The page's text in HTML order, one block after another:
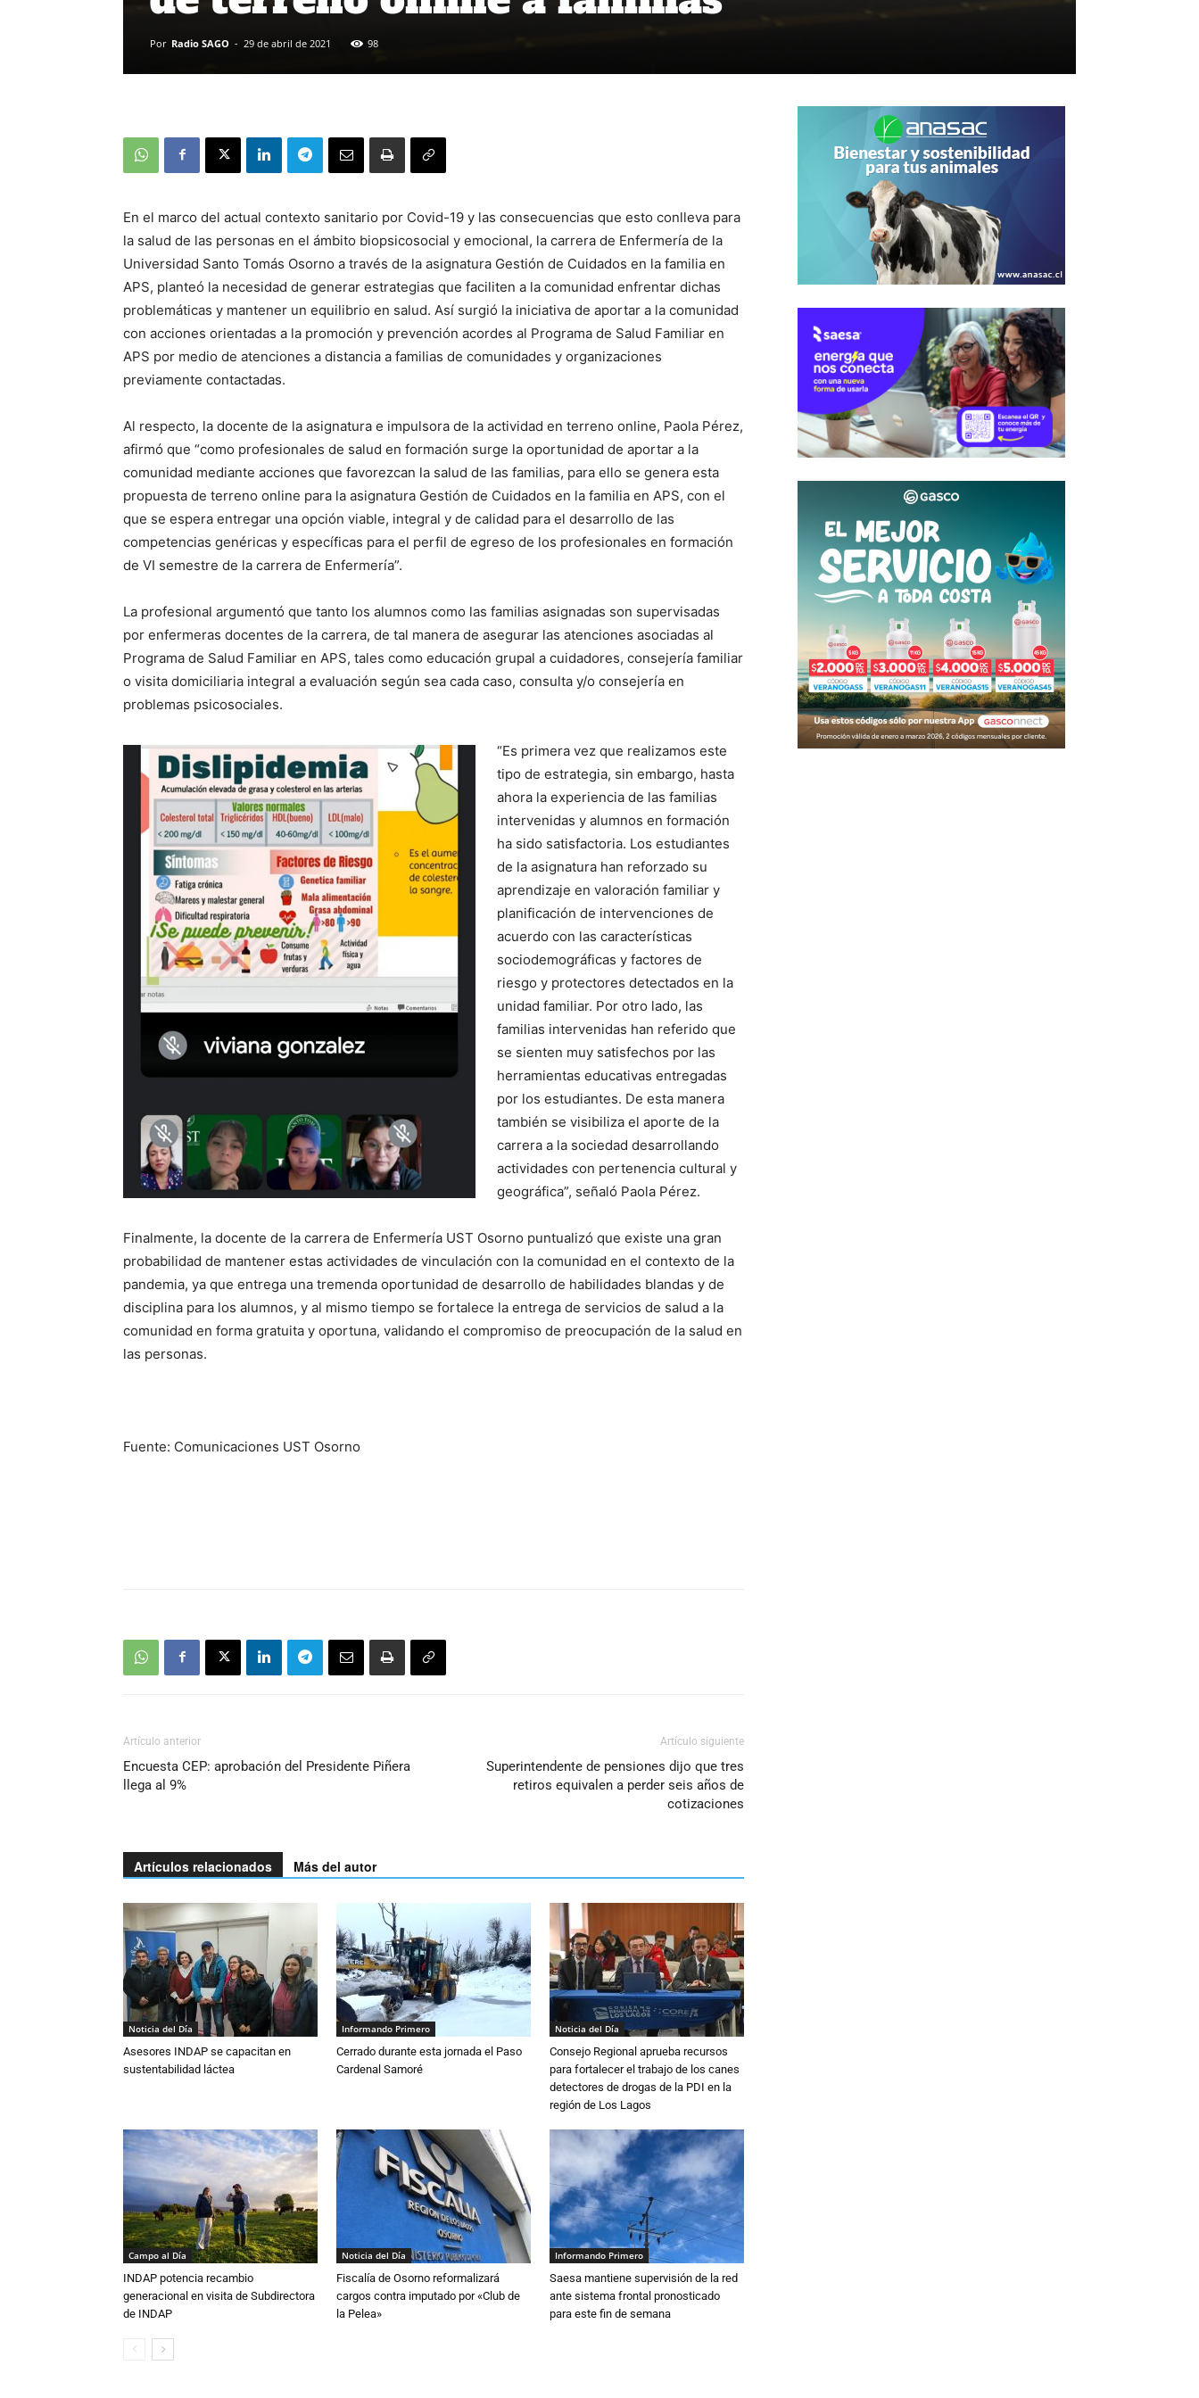
Por Radio SAGO - 29 de abril de 2021 98
En el marco del actual contexto sanitario por Covid-19 y las consecuencias que esto conlleva para
la salud de las personas en el ámbito biopsicosocial y emocional, la carrera de Enfermería de la
Universidad Santo Tomás Osorno a través de la asignatura Gestión de Cuidados en la familia en
APS, planteó la necesidad de generar estrategias que faciliten a la comunidad enfrentar dichas
problemáticas y mantener un equilibrio en salud. Así surgió la iniciativa de aportar a la comunidad
con acciones orientadas a la promoción y prevención acordes al Programa de Salud Familiar en
APS por medio de atenciones a distancia a familias de comunidades y organizaciones
previamente contactadas.
Al respecto, la docente de la asignatura e impulsora de la actividad en terreno online, Paola Pérez,
afirmó que “como profesionales de salud en formación surge la oportunidad de aportar a la
comunidad mediante acciones que favorezcan la salud de las familias, para ello se genera esta
propuesta de terreno online para la asignatura Gestión de Cuidados en la familia en APS, con el
que se espera entregar una opción viable, integral y de calidad para el desarrollo de las
competencias genéricas y específicas para el perfil de egreso de los profesionales en formación
de VI semestre de la carrera de Enfermería”.
La profesional argumentó que tanto los alumnos como las familias asignadas son supervisadas
por enfermeras docentes de la carrera, de tal manera de asegurar las atenciones asociadas al
Programa de Salud Familiar en APS, tales como educación grupal a cuidadores, consejería familiar
o visita domiciliaria integral a evaluación según sea cada caso, consulta y/o consejería en
problemas psicosociales.
“Es primera vez que realizamos este
tipo de estrategia, sin embargo, hasta
ahora la experiencia de las familias
intervenidas y alumnos en formación
ha sido satisfactoria. Los estudiantes
de la asignatura han reforzado su
aprendizaje en valoración familiar y
planificación de intervenciones de
acuerdo con las características
sociodemográficas y factores de
riesgo y protectores detectados en la
unidad familiar. Por otro lado, las
familias intervenidas han referido que
se sienten muy satisfechos por las
herramientas educativas entregadas
por los estudiantes. De esta manera
también se visibiliza el aporte de la
carrera a la sociedad desarrollando
actividades con pertenencia cultural y
geográfica”, señaló Paola Pérez.
Finalmente, la docente de la carrera de Enfermería UST Osorno puntualizó que existe una gran
probabilidad de mantener estas actividades de vinculación con la comunidad en el contexto de la
pandemia, ya que entrega una tremenda oportunidad de desarrollo de habilidades blandas y de
disciplina para los alumnos, y al mismo tiempo se fortalece la entrega de servicios de salud a la
comunidad en forma gratuita y oportuna, validando el compromiso de preocupación de la salud en
las personas.
Fuente: Comunicaciones UST Osorno
Artículo anterior
Encuesta CEP: aprobación del Presidente Piñera
llega al 9%
Artículo siguiente
Superintendente de pensiones dijo que tres
retiros equivalen a perder seis años de
cotizaciones
Artículos relacionados Más del autor
Noticia del Día
Asesores INDAP se capacitan en
sustentabilidad láctea
Informando Primero
Cerrado durante esta jornada el Paso
Cardenal Samoré
Noticia del Día
Consejo Regional aprueba recursos
para fortalecer el trabajo de los canes
detectores de drogas de la PDI en la
región de Los Lagos
Campo al Día
INDAP potencia recambio
generacional en visita de Subdirectora
de INDAP
Noticia del Día
Fiscalía de Osorno reformalizará
cargos contra imputado por «Club de
la Pelea»
Informando Primero
Saesa mantiene supervisión de la red
ante sistema frontal pronosticado
para este fin de semana